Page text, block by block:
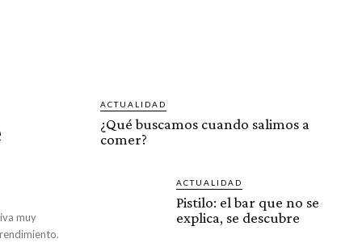
muy
ACTUALIDAD
¿Qué buscamos cuando salimos a
comer?
ACTUALIDAD
Pistilo: el bar que no se
explica, se descubre